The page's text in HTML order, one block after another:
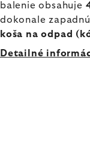
balenie obsahuje
dokonale
koša na odpad
Detailné